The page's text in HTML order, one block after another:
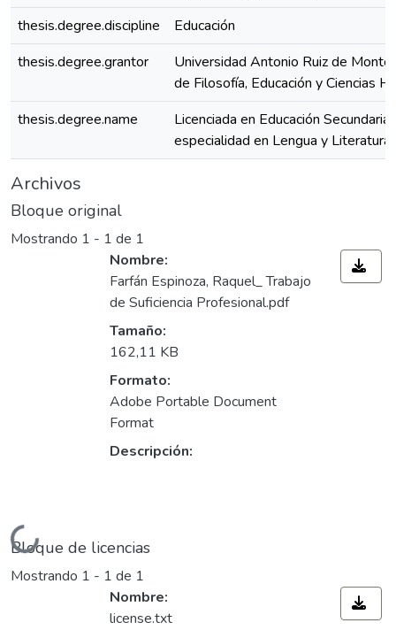
thesis.degree.discipline
Educación
thesis.degree.grantor
Universidad Antonio Ruiz de
de Filosofía, Educación y Ciencias
thesis.degree.name
Licenciada en Educación
especialidad en Lengua y Literatura
Archivos
Bloque original
Mostrando 1 - 1 de 1
Cargando...
Nombre:
Farfán Espinoza, Raquel_ Trabajo
de Suficiencia Profesional.pdf
Tamaño:
162,11 KB
Formato:
Adobe Portable Document
Format
Descripción:
Bloque de licencias
Mostrando 1 - 1 de 1
Nombre:
license.txt